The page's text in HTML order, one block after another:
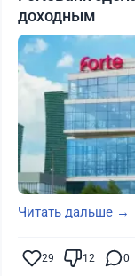
доходным
Читать дальше →
29 12 0